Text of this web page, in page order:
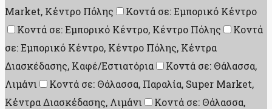
Market, Κέντρο Πόλης
Κοντά σε: Εμπορικό Κέντρο
Κοντά σε: Εμπορικό Κέντρο, Κέντρο Πόλης
Κοντά
σε: Εμπορικό Κέντρο, Κέντρο Πόλης, Κέντρα
Διασκέδασης, Καφέ/Εστιατόρια
Κοντά σε: Θάλασσα,
Λιμάνι
Κοντά σε: Θάλασσα, Παραλία, Super Market,
Κέντρα Διασκέδασης, Λιμάνι
Κοντά σε: Θάλασσα,